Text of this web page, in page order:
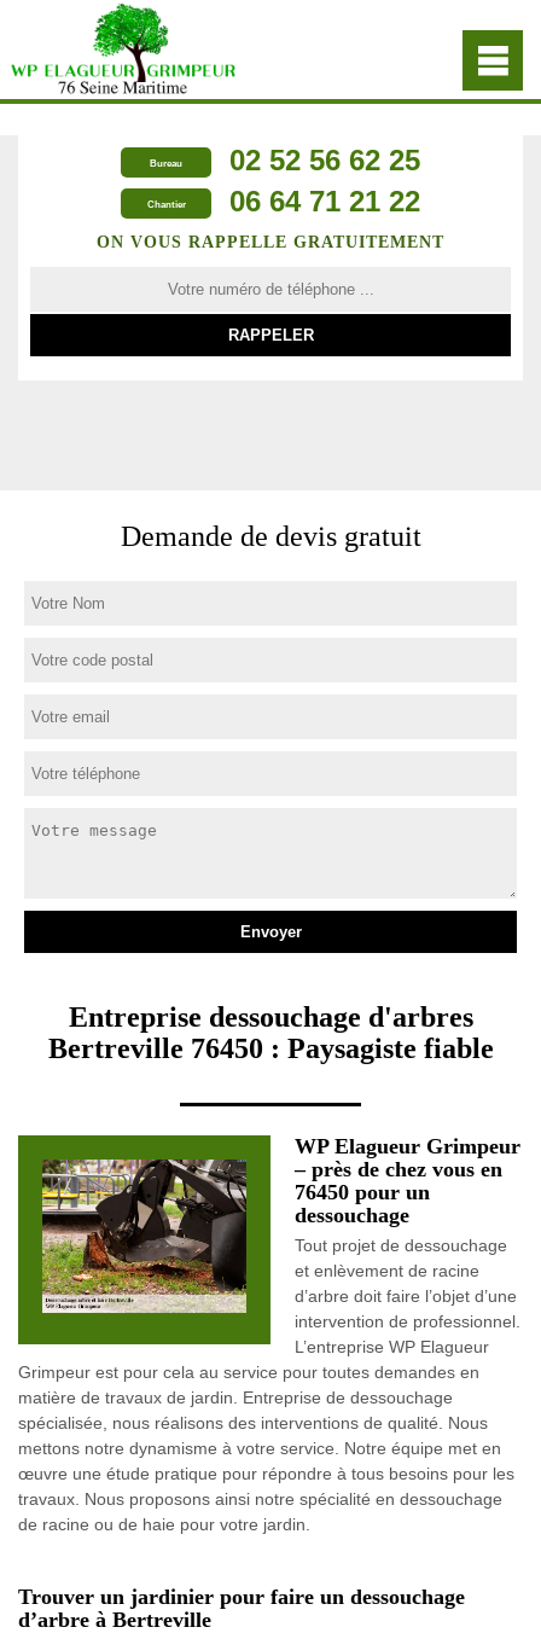
Bureau 02 52 56 62 25
Chantier 06 64 71 21 22
ON VOUS RAPPELLE GRATUITEMENT
Demande de devis gratuit
Entreprise dessouchage d'arbres
Bertreville 76450 : Paysagiste fiable
WP Elagueur Grimpeur
– près de chez vous en
76450 pour un
dessouchage
Tout projet de dessouchage
et enlèvement de racine
d’arbre doit faire l’objet d’une
intervention de professionnel.
L’entreprise WP Elagueur
Grimpeur est pour cela au service pour toutes demandes en
matière de travaux de jardin. Entreprise de dessouchage
spécialisée, nous réalisons des interventions de qualité. Nous
mettons notre dynamisme à votre service. Notre équipe met en
œuvre une étude pratique pour répondre à tous besoins pour les
travaux. Nous proposons ainsi notre spécialité en dessouchage
de racine ou de haie pour votre jardin.
Trouver un jardinier pour faire un dessouchage
d’arbre à Bertreville